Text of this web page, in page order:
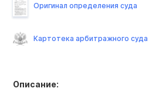
Описание:
Оригинал определения суда
Картотека арбитражного суда